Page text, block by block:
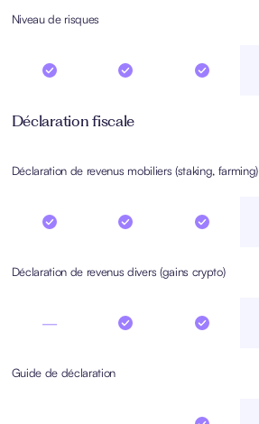
Niveau de risques
Déclaration fiscale
Déclaration de revenus mobiliers (staking, farming)
Déclaration de revenus divers (gains crypto)
—
Guide de déclaration